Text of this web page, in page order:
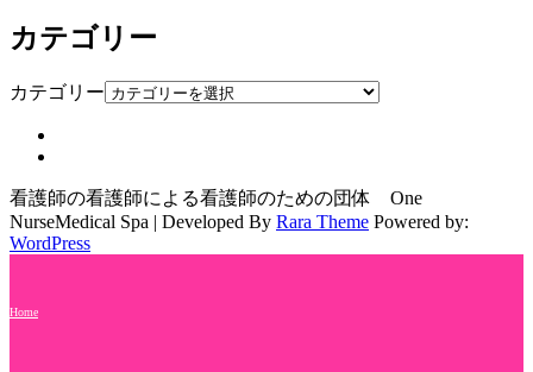
カテゴリー
カテゴリー
看護師の看護師による看護師のための団体 One
NurseMedical Spa | Developed By Rara Theme Powered by:
WordPress
Home